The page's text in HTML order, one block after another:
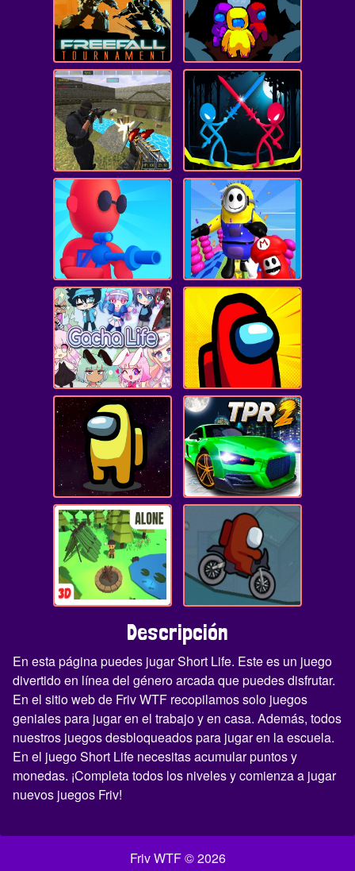
Descripción
En esta página puedes jugar Short Life. Este es un juego
divertido en línea del género arcada que puedes disfrutar.
En el sitio web de Friv WTF recopilamos solo juegos
geniales para jugar en el trabajo y en casa. Además, todos
nuestros juegos desbloqueados para jugar en la escuela.
En el juego Short Life necesitas acumular puntos y
monedas. ¡Completa todos los niveles y comienza a jugar
nuevos juegos Friv!
Friv WTF © 2026